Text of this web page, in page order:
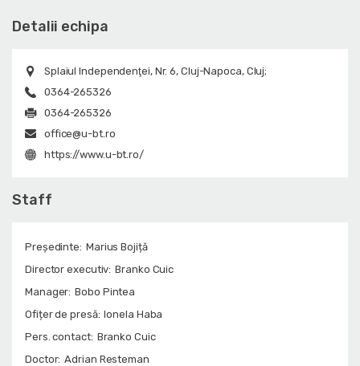
Detalii echipa
Splaiul Independenţei, Nr. 6, Cluj-Napoca, Cluj;
0364-265326
0364-265326
office@u-bt.ro
https://www.u-bt.ro/
Staff
Președinte: Marius Bojiță
Director executiv: Branko Cuic
Manager: Bobo Pintea
Ofițer de presă: Ionela Haba
Pers. contact: Branko Cuic
Doctor: Adrian Resteman